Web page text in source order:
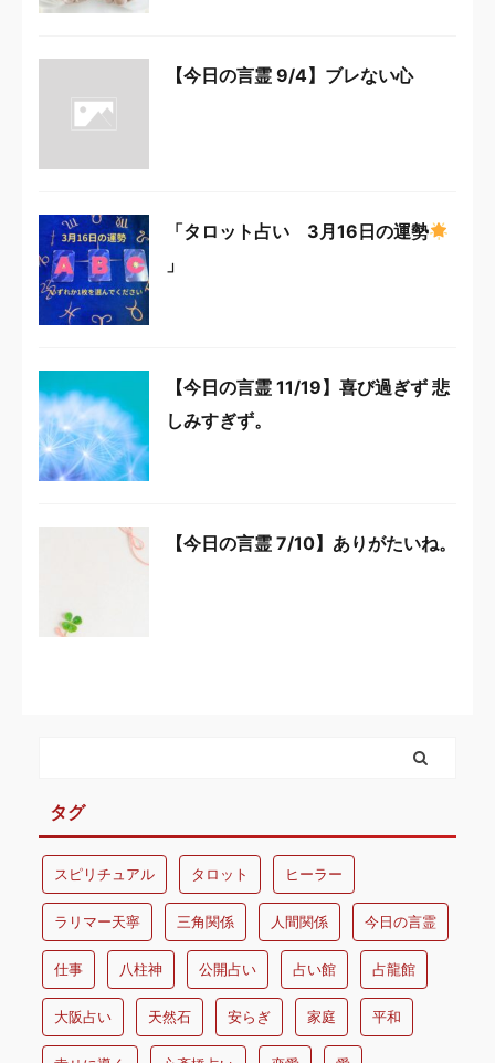
【今日の言霊 9/4】ブレない心
「タロット占い 3月16日の運勢
」
【今日の言霊 11/19】喜び過ぎず 悲
しみすぎず。
【今日の言霊 7/10】ありがたいね。
タグ
スピリチュアル タロット ヒーラー
ラリマー天寧 三角関係 人間関係 今日の言霊
仕事 八柱神 公開占い 占い館 占龍館
大阪占い 天然石 安らぎ 家庭 平和